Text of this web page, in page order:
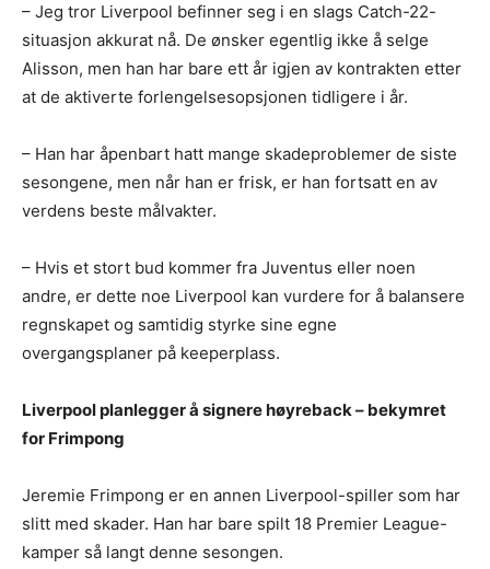
– Jeg tror Liverpool befinner seg i en slags Catch-22-
situasjon akkurat nå. De ønsker egentlig ikke å selge
Alisson, men han har bare ett år igjen av kontrakten etter
at de aktiverte forlengelsesopsjonen tidligere i år.
– Han har åpenbart hatt mange skadeproblemer de siste
sesongene, men når han er frisk, er han fortsatt en av
verdens beste målvakter.
– Hvis et stort bud kommer fra Juventus eller noen
andre, er dette noe Liverpool kan vurdere for å balansere
regnskapet og samtidig styrke sine egne
overgangsplaner på keeperplass.
Liverpool planlegger å signere høyreback – bekymret
for Frimpong
Jeremie Frimpong er en annen Liverpool-spiller som har
slitt med skader. Han har bare spilt 18 Premier League-
kamper så langt denne sesongen.